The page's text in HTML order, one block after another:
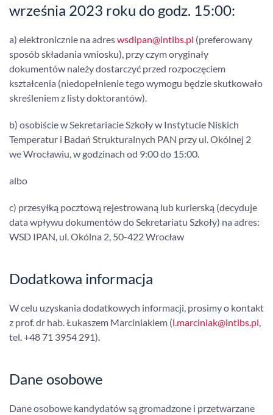
września 2023 roku do godz. 15:00:
a) elektronicznie na adreswsdipan@intibs.pl (preferowany
sposób składania wniosku), przy czym oryginały
dokumentów należy dostarczyć przed rozpoczęciem
kształcenia (niedopełnienie tego wymogu będzie skutkowało
skreśleniem z listy doktorantów).
b) osobiście w Sekretariacie Szkoły w Instytucie Niskich
Temperatur i Badań Strukturalnych PAN przy ul. Okólnej 2
we Wrocławiu, w godzinach od 9:00 do 15:00.
albo
c) przesyłką pocztową rejestrowaną lub kurierską (decyduje
data wpływu dokumentów do Sekretariatu Szkoły) na adres:
WSD IPAN, ul. Okólna 2, 50-422 Wrocław
Dodatkowa informacja
W celu uzyskania dodatkowych informacji, prosimy o kontakt
z prof. dr hab. Łukaszem Marciniakiem (l.marciniak@intibs.pl,
tel. +48 71 3954 291).
Dane osobowe
Dane osobowe kandydatów są gromadzone i przetwarzane